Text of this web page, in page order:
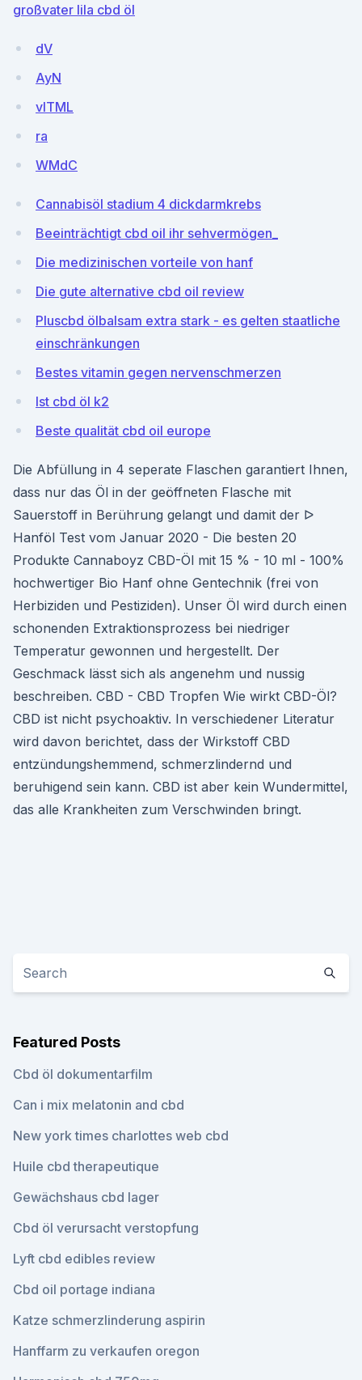
großvater lila cbd öl
dV
AyN
vlTML
ra
WMdC
Cannabisöl stadium 4 dickdarmkrebs
Beeinträchtigt cbd oil ihr sehvermögen_
Die medizinischen vorteile von hanf
Die gute alternative cbd oil review
Pluscbd ölbalsam extra stark - es gelten staatliche
einschränkungen
Bestes vitamin gegen nervenschmerzen
Ist cbd öl k2
Beste qualität cbd oil europe
Die Abfüllung in 4 seperate Flaschen garantiert Ihnen,
dass nur das Öl in der geöffneten Flasche mit
Sauerstoff in Berührung gelangt und damit der ᐅ
Hanföl Test vom Januar 2020 - Die besten 20
Produkte Cannaboyz CBD-Öl mit 15 % - 10 ml - 100%
hochwertiger Bio Hanf ohne Gentechnik (frei von
Herbiziden und Pestiziden). Unser Öl wird durch einen
schonenden Extraktionsprozess bei niedriger
Temperatur gewonnen und hergestellt. Der
Geschmack lässt sich als angenehm und nussig
beschreiben. CBD - CBD Tropfen Wie wirkt CBD-Öl?
CBD ist nicht psychoaktiv. In verschiedener Literatur
wird davon berichtet, dass der Wirkstoff CBD
entzündungshemmend, schmerzlindernd und
beruhigend sein kann. CBD ist aber kein Wundermittel,
das alle Krankheiten zum Verschwinden bringt.
Featured Posts
Cbd öl dokumentarfilm
Can i mix melatonin and cbd
New york times charlottes web cbd
Huile cbd therapeutique
Gewächshaus cbd lager
Cbd öl verursacht verstopfung
Lyft cbd edibles review
Cbd oil portage indiana
Katze schmerzlinderung aspirin
Hanffarm zu verkaufen oregon